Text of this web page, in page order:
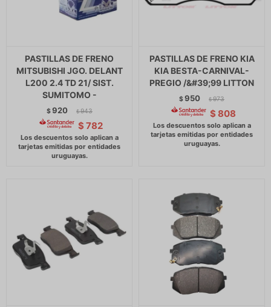
PASTILLAS DE FRENO
MITSUBISHI JGO. DELANT
L200 2.4 TD 21/ SIST.
SUMITOMO -
$920 $ 943
$ 782
PASTILLAS DE FRENO KIA
KIA BESTA-CARNIVAL-
PREGIO /&#39;99 LITTON
$950 $ 973
$ 808